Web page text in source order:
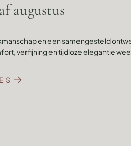
augustus
en een samengesteld
verfijning en tijdloze elegantie